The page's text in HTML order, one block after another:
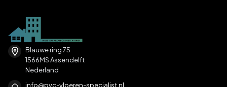
Blauwe ring 75
1566MS Assendelft
Nederland
info@pvc-vloeren-specialist.nl